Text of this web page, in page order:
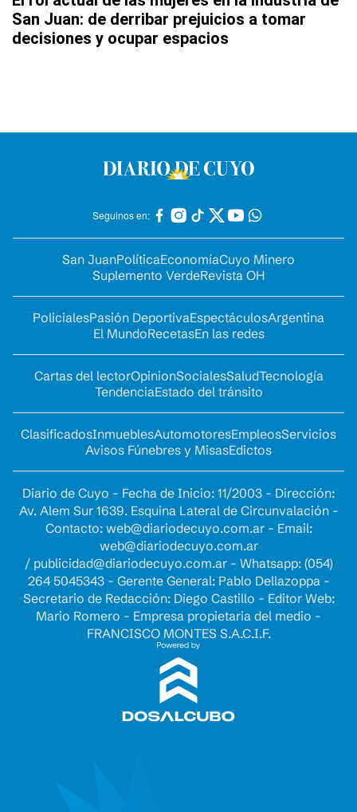
San Juan: de derribar prejuicios a tomar
decisiones y ocupar espacios
Seguinos en:
San JuanPolíticaEconomíaCuyo Minero
Suplemento VerdeRevista OH
PolicialesPasión DeportivaEspectáculosArgentina
El MundoRecetasEn las redes
Cartas del lectorOpinionSocialesSaludTecnología
TendenciaEstado del tránsito
ClasificadosInmueblesAutomotoresEmpleosServicios
Avisos Fúnebres y MisasEdictos
Diario de Cuyo - Fecha de Inicio: 11/2003 - Dirección:
Av. Alem Sur 1639. Esquina Lateral de Circunvalación -
Contacto: web@diariodecuyo.com.ar- Email:
web@diariodecuyo.com.ar
/ publicidad@diariodecuyo.com.ar- Whatsapp: (054)
264 5045343 - Gerente General: Pablo Dellazoppa -
Secretario de Redacción: Diego Castillo - Editor Web:
Mario Romero - Empresa propietaria del medio -
FRANCISCO MONTES S.A.C.I.F.